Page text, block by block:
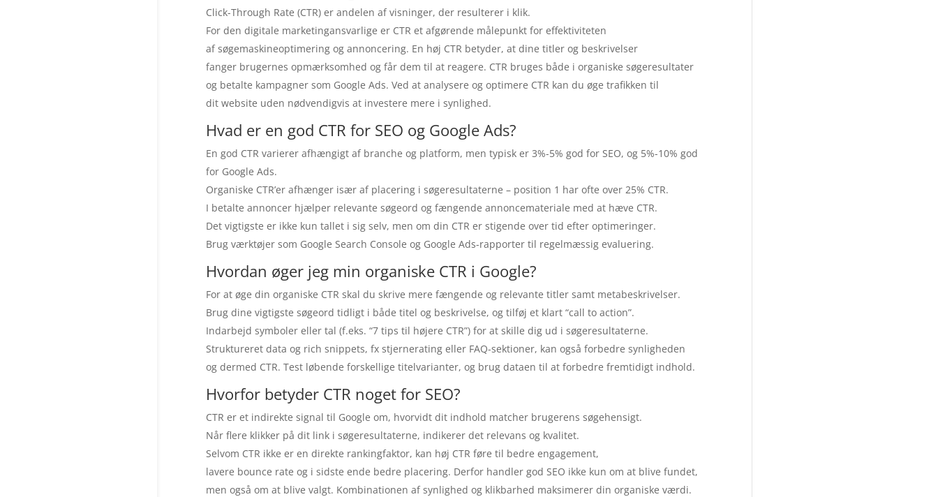
Click-Through Rate (CTR) er andelen af visninger, der resulterer i klik.
For den digitale marketingansvarlige er CTR et afgørende målepunkt for effektiviteten
af søgemaskineoptimering og annoncering. En høj CTR betyder, at dine titler og beskrivelser
fanger brugernes opmærksomhed og får dem til at reagere. CTR bruges både i organiske søgeresultater
og betalte kampagner som Google Ads. Ved at analysere og optimere CTR kan du øge trafikken til
dit website uden nødvendigvis at investere mere i synlighed.
Hvad er en god CTR for SEO og Google Ads?
En god CTR varierer afhængigt af branche og platform, men typisk er 3%-5% god for SEO, og 5%-10% god
for Google Ads.
Organiske CTR’er afhænger især af placering i søgeresultaterne – position 1 har ofte over 25% CTR.
I betalte annoncer hjælper relevante søgeord og fængende annoncemateriale med at hæve CTR.
Det vigtigste er ikke kun tallet i sig selv, men om din CTR er stigende over tid efter optimeringer.
Brug værktøjer som Google Search Console og Google Ads-rapporter til regelmæssig evaluering.
Hvordan øger jeg min organiske CTR i Google?
For at øge din organiske CTR skal du skrive mere fængende og relevante titler samt metabeskrivelser.
Brug dine vigtigste søgeord tidligt i både titel og beskrivelse, og tilføj et klart “call to action”.
Indarbejd symboler eller tal (f.eks. “7 tips til højere CTR”) for at skille dig ud i søgeresultaterne.
Struktureret data og rich snippets, fx stjernerating eller FAQ-sektioner, kan også forbedre synligheden
og dermed CTR. Test løbende forskellige titelvarianter, og brug dataen til at forbedre fremtidigt indhold.
Hvorfor betyder CTR noget for SEO?
CTR er et indirekte signal til Google om, hvorvidt dit indhold matcher brugerens søgehensigt.
Når flere klikker på dit link i søgeresultaterne, indikerer det relevans og kvalitet.
Selvom CTR ikke er en direkte rankingfaktor, kan høj CTR føre til bedre engagement,
lavere bounce rate og i sidste ende bedre placering. Derfor handler god SEO ikke kun om at blive fundet,
men også om at blive valgt. Kombinationen af synlighed og klikbarhed maksimerer din organiske værdi.